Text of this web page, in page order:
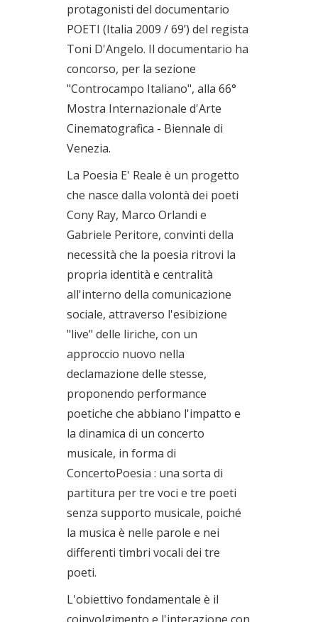
protagonisti del documentario
POETI (Italia 2009 / 69’) del regista
Toni D'Angelo. Il documentario ha
concorso, per la sezione
"Controcampo Italiano", alla 66°
Mostra Internazionale d'Arte
Cinematografica - Biennale di
Venezia.
La Poesia E' Reale è un progetto
che nasce dalla volontà dei poeti
Cony Ray, Marco Orlandi e
Gabriele Peritore, convinti della
necessità che la poesia ritrovi la
propria identità e centralità
all'interno della comunicazione
sociale, attraverso l'esibizione
"live" delle liriche, con un
approccio nuovo nella
declamazione delle stesse,
proponendo performance
poetiche che abbiano l'impatto e
la dinamica di un concerto
musicale, in forma di
ConcertoPoesia : una sorta di
partitura per tre voci e tre poeti
senza supporto musicale, poiché
la musica è nelle parole e nei
differenti timbri vocali dei tre
poeti.
L'obiettivo fondamentale è il